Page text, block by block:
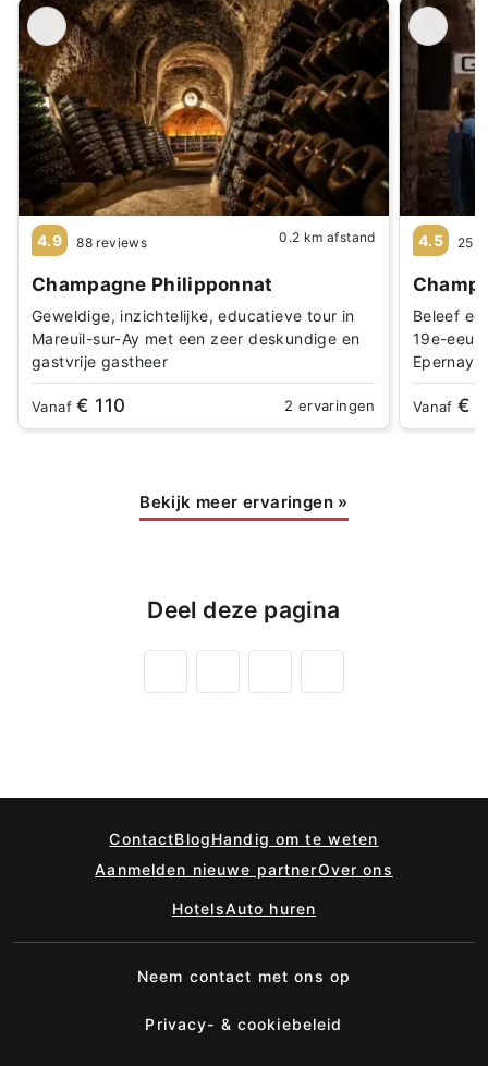
4.9 88 reviews 0.2 km afstand
Champagne Philipponnat
Geweldige, inzichtelijke, educatieve tour in
Mareuil-sur-Ay met een zeer deskundige en
gastvrije gastheer
Vanaf€ 110 2 ervaringen
4.5 25
Beleef
19e-
Epernay
Vanaf€
Bekijk meer ervaringen »
Deel deze pagina
ContactBlogHandig om te weten
Aanmelden nieuwe partnerOver ons
HotelsAuto huren
Neem contact met ons op
Privacy- & cookiebeleid